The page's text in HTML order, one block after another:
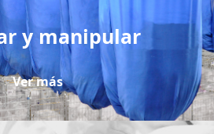
y manipular
Ver más